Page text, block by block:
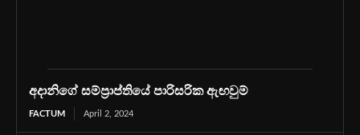
අදානිගේ සම්ප්‍රාප්තියේ පාරිසරික ඇඟවුම්
FACTUM April 2, 2024